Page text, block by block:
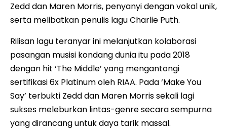
Zedd dan Maren Morris, penyanyi dengan vokal unik,
serta melibatkan penulis lagu Charlie Puth.
Rilisan lagu teranyar ini melanjutkan kolaborasi
pasangan musisi kondang dunia itu pada 2018
dengan hit ‘The Middle’ yang mengantongi
sertifikasi 6x Platinum oleh RIAA. Pada ‘Make You
Say’ terbukti Zedd dan Maren Morris sekali lagi
sukses meleburkan lintas-genre secara sempurna
yang dirancang untuk daya tarik massal.